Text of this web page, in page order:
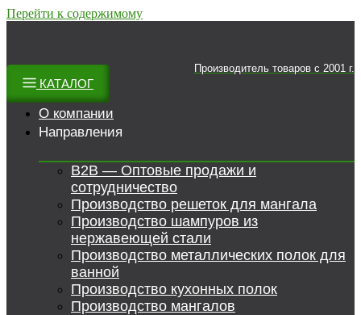
Перейти к содержимому
Производитель товаров c 2001 г.
КАТАЛОГ
О компании
Направления
B2B — Оптовые продажи и
сотрудничество
Производство решеток для мангала
Производство шампуров из
нержавеющей стали
Производство металлических полок для
ванной
Производство кухонных полок
Производство мангалов